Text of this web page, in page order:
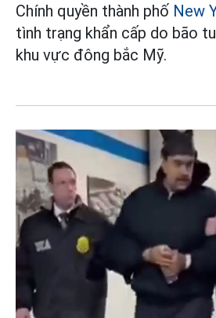
Chính quyền thành phố New
tình trạng khẩn cấp do bão
khu vực đông bắc Mỹ.